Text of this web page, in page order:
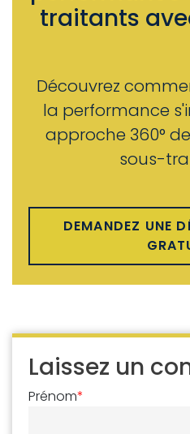
traitants
Découvrez
la performance
approche 360°
sous-
DEMANDEZ UNE
Laissez un
Prénom*